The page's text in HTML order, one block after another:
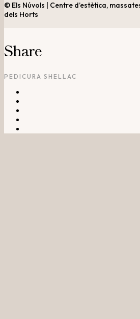
© Els Núvols | Centre d’estètica,
dels Horts
Share
PEDICURA SHELLAC